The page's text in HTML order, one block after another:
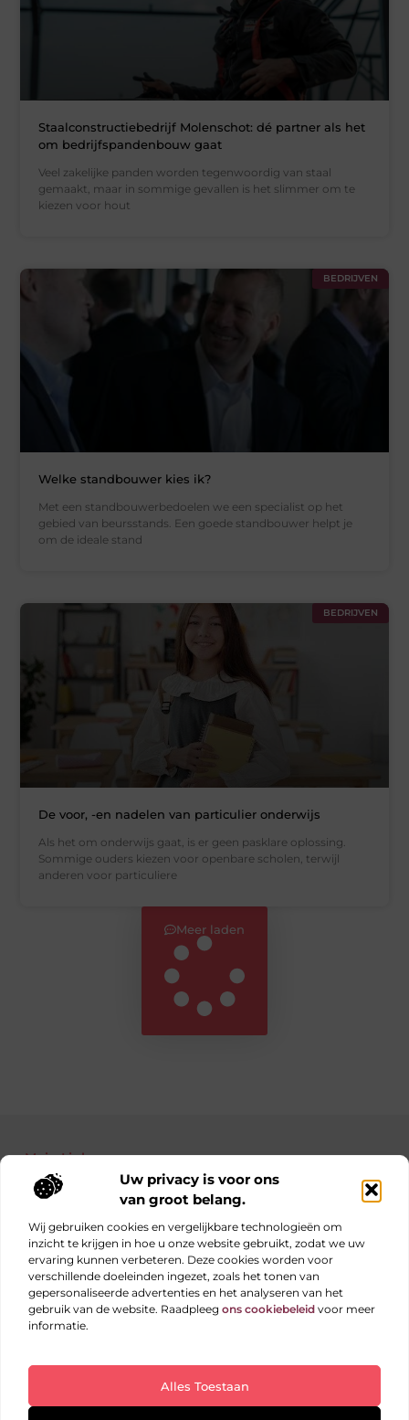
Uw privacy is voor ons
van groot belang.
Wij gebruiken cookies en vergelijkbare technologieën om
inzicht te krijgen in hoe u onze website gebruikt, zodat we uw
ervaring kunnen verbeteren. Deze cookies worden voor
verschillende doeleinden ingezet, zoals het tonen van
gepersonaliseerde advertenties en het analyseren van het
gebruik van de website. Raadpleeg ons cookiebeleid voor meer
informatie.
Alles Toestaan
Staalconstructiebedrijf Molenschot: dé partner als het
om bedrijfspandenbouw gaat
Veel zakelijke panden worden tegenwoordig van staal
gemaakt, maar in sommige gevallen is het slimmer om te
kiezen voor hout
BEDRIJVEN
Welke standbouwer kies ik?
Met een standbouwerbedoelen we een specialist op het
gebied van beursstands. Een goede standbouwer helpt je
om de ideale stand
BEDRIJVEN
De voor, -en nadelen van particulier onderwijs
Als het om onderwijs gaat, is er geen pasklare oplossing.
Sommige ouders kiezen voor openbare scholen, terwijl
anderen voor particuliere
Meer laden
Main Links
Bekende Nederlanders
Elke dag iets nieuws op obs-beukenlaan.nl
Blogs vol inspiratie, inzichten en tips voor jouw dagelijks
leven.